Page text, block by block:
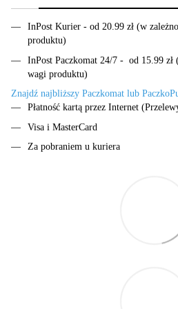
InPost Kurier - od 20.99 zł (w
produktu)
InPost Paczkomat 24/7 - od 15.99
wagi produktu)
Znajdź najbliższy Paczkomat lub
Płatność kartą przez Internet
Visa i MasterCard
Za pobraniem u kuriera